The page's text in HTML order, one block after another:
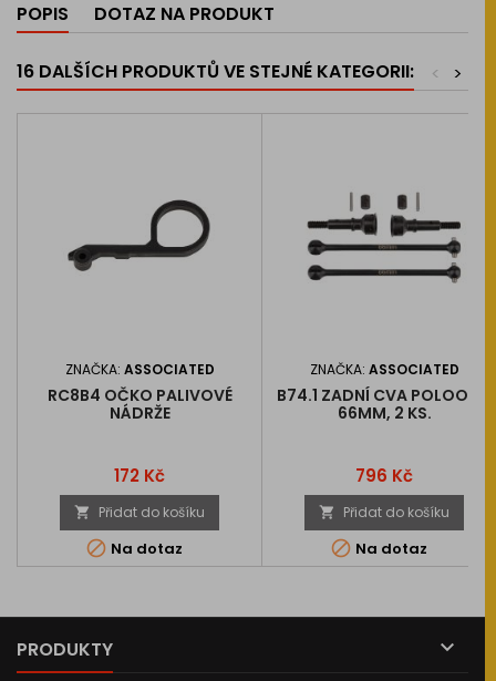
POPIS DOTAZ NA PRODUKT
16 DALŠÍCH PRODUKTŮ VE STEJNÉ KATEGORII: >
<
ZNAČKA: ASSOCIATED
RC8B4 OČKO PALIVOVÉ
NÁDRŽE
Cena
172 Kč
 Přidat do košíku
 Na dotaz
ZNAČKA: ASSOCIATED
B74.1 ZADNÍ CVA POLOOSY,
66MM, 2 KS.
Cena
796 Kč
 Přidat do košíku
 Na dotaz
PRODUKTY 